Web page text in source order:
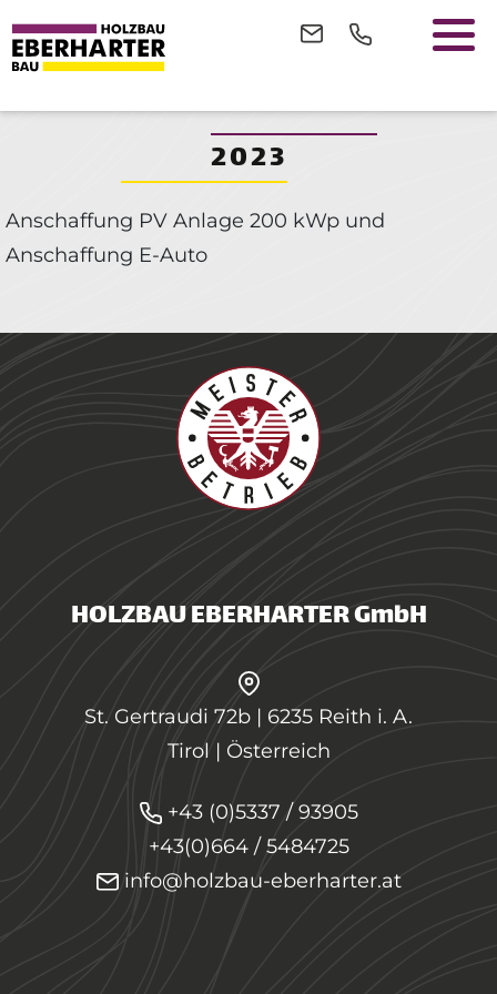
2023
Anschaffung PV Anlage 200 kWp und
Anschaffung E-Auto
HOLZBAU EBERHARTER GmbH
St. Gertraudi 72b | 6235 Reith i. A.
Tirol | Österreich
+43 (0)5337 / 93905
+43(0)664 / 5484725
info@holzbau-eberharter.at